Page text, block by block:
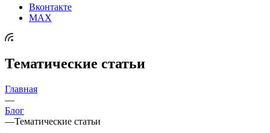
Вконтакте
MAX
Тематические статьи
Главная
—
Блог
—Тематические статьи